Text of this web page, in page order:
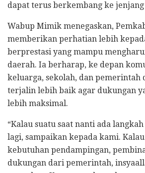
dapat terus berkembang ke
Wabup Mimik menegaskan,
memberikan perhatian lebih
berprestasi yang mampu
daerah. Ia berharap, ke depan
keluarga, sekolah, dan pemerintah
terjalin lebih baik agar dukungan
lebih maksimal.
“Kalau suatu saat nanti ada
lagi, sampaikan kepada kami.
kebutuhan pendampingan,
dukungan dari pemerintah,